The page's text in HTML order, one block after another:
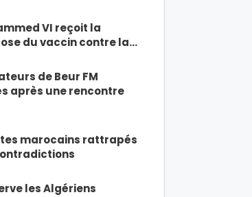
VI reçoit la
du vaccin contre la…
de Beur FM
après une rencontre
marocains rattrapés
les Algériens